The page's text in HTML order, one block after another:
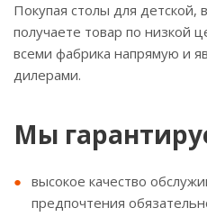
Покупая столы для детской,
получаете товар по низкой
всеми фабрика напрямую и
дилерами.
Мы
высокое качество
предпочтения